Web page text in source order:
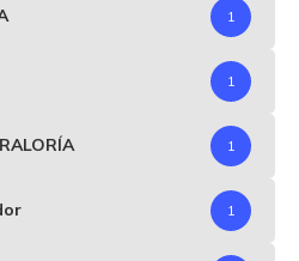
1
1
1
1